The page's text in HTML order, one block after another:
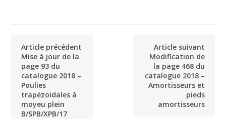
Article précédent
Mise à jour de la
page 93 du
catalogue 2018 –
Poulies
trapézoïdales à
moyeu plein
B/SPB/XPB/17
Article suivant
Modification de
la page 468 du
catalogue 2018 –
Amortisseurs et
pieds
amortisseurs